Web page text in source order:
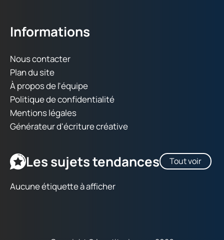
Informations
Nous contacter
Plan du site
À propos de l'équipe
Politique de confidentialité
Mentions légales
Générateur d'écriture créative
Les sujets tendances Tout voir
Aucune étiquette à afficher